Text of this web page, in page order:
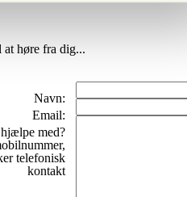
høre fra dig...
Navn:
Email:
med?
telefonisk
kontakt